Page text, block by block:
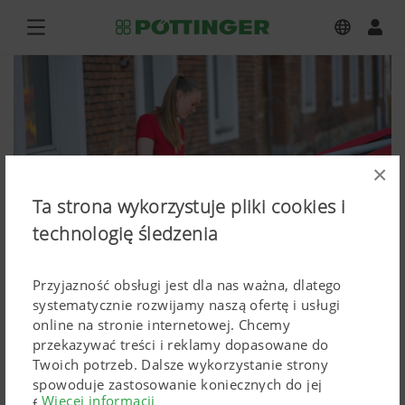
×
Ta strona wykorzystuje pliki cookies i
technologię śledzenia
Przyjazność obsługi jest dla nas ważna, dlatego
systematycznie rozwijamy naszą ofertę i usługi
online na stronie internetowej. Chcemy
przekazywać treści i reklamy dopasowane do
Twoich potrzeb. Dalsze wykorzystanie strony
spowoduje zastosowanie koniecznych do jej
Więcej informacji
NOVACAT 301 ALPHA MOTION ED
PRO